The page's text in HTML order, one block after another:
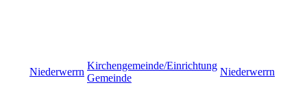
Niederwerrn
Kirchengemeinde/Einrichtung
Gemeinde
Niederwerrn